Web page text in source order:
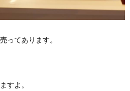
ってあります。
すよ。